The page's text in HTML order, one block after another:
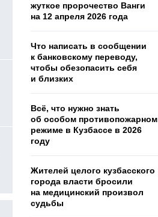
жуткое пророчество Ванги
на 12 апреля 2026 года
Что написать в сообщении
к банковскому переводу,
чтобы обезопасить себя
и близких
Всё, что нужно знать
об особом противопожарном
режиме в Кузбассе в 2026
году
Жителей целого кузбасского
города власти бросили
на медицинский произвол
судьбы